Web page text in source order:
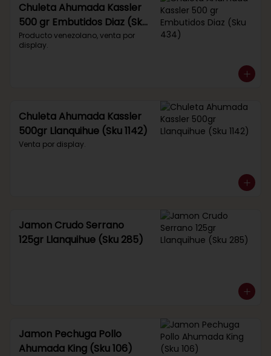
Chuleta Ahumada Kassler
500 gr Embutidos Diaz (Sku
434)
Producto venezolano, venta por
display.
Chuleta Ahumada Kassler
500gr Llanquihue (Sku 1142)
Venta por display.
Jamon Crudo Serrano
125gr Llanquihue (Sku 285)
Jamon Pechuga Pollo
Ahumada King (Sku 106)